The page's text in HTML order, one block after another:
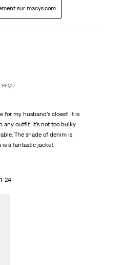
sur macys.com
REÇU
for my husband’s closet! It is
any outfit. It’s not too bulky
The shade of denim is
is a fantastic jacket
24